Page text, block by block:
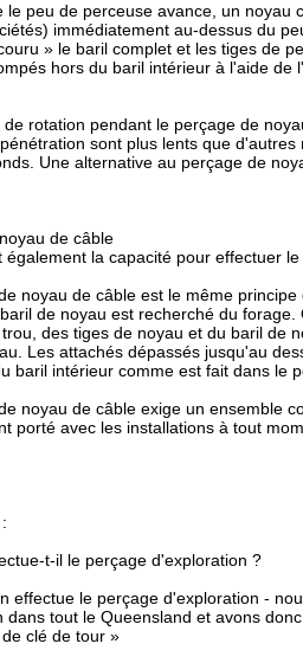
le peu de perceuse avance, un
immédiatement au-dessus du
» le baril complet et les tiges de
hors du baril intérieur à l'aide de
de rotation pendant le perçage de
sont plus lents que
Une alternative au perçage de
de câble
également la capacité pour effectuer
noyau de câble est le même
de noyau est recherché du
des tiges de noyau et du baril de
Les attachés dépassés jusqu'au
baril intérieur comme est fait dans le
noyau de câble exige un ensemble
porté avec les installations à tout
t-il le perçage d'exploration ?
effectue le perçage d'exploration -
dans tout le Queensland et avons
clé de tour »